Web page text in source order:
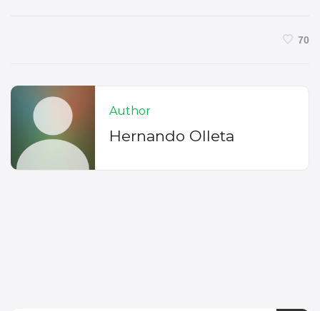
70
Author
Hernando Olleta